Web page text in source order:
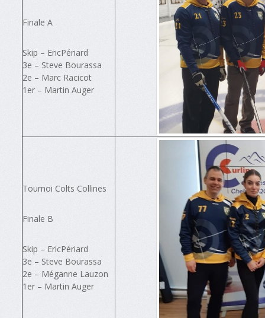
Finale A
Skip – EricPériard
3e – Steve Bourassa
2e – Marc Racicot
1er – Martin Auger
Tournoi Colts Collines
Finale B
Skip – EricPériard
3e – Steve Bourassa
2e – Méganne Lauzon
1er – Martin Auger